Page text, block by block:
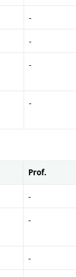
-
-
-
-
Prof.
-
-
-